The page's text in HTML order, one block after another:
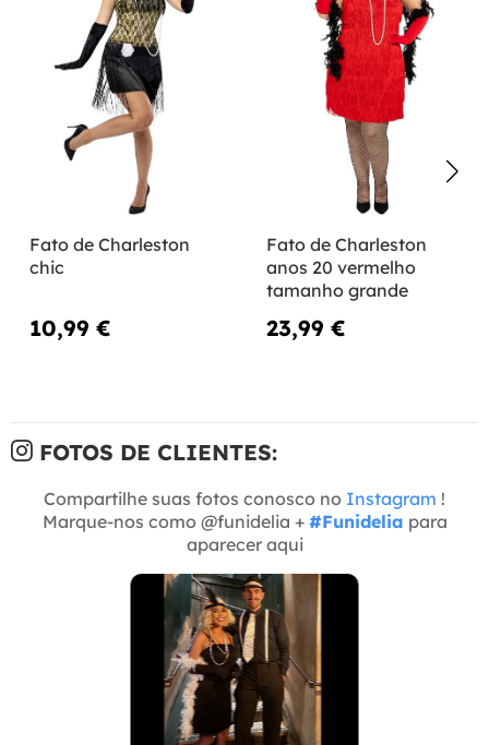
Fato de Charleston
chic
10,99 €
Fato de Charleston
anos 20 vermelho
tamanho grande
23,99 €
FOTOS DE CLIENTES:
Compartilhe suas fotos conosco no Instagram !
Marque-nos como @funidelia + #Funidelia para
aparecer aqui